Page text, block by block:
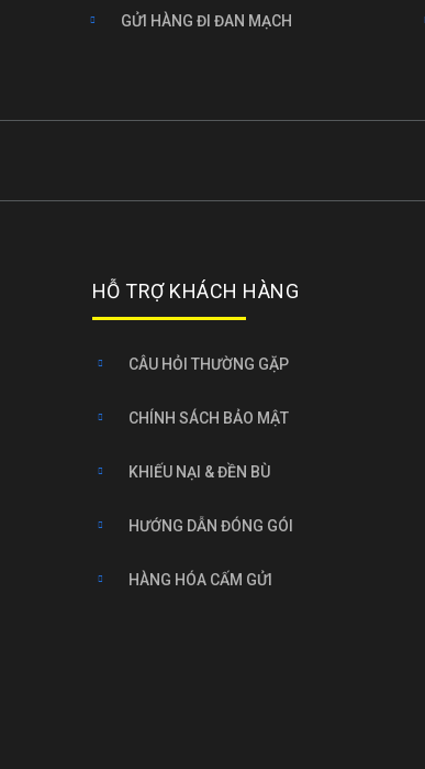
GỬI HÀNG ĐI ĐAN MẠCH
HỖ TRỢ KHÁCH HÀNG
CÂU HỎI THƯỜNG GẶP
CHÍNH SÁCH BẢO MẬT
KHIẾU NẠI & ĐỀN BÙ
HƯỚNG DẪN ĐÓNG GÓI
HÀNG HÓA CẤM GỬI